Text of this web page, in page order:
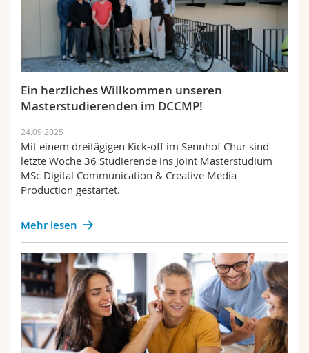
Ein herzliches Willkommen unseren
Masterstudierenden im DCCMP!
24.09.2025
Mit einem dreitägigen Kick-off im Sennhof Chur sind
letzte Woche 36 Studierende ins Joint Masterstudium
MSc Digital Communication & Creative Media
Production gestartet.
Mehr lesen